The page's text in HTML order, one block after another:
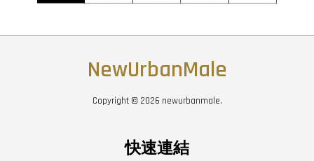
NewUrbanMale
Copyright © 2026 newurbanmale.
快速連結